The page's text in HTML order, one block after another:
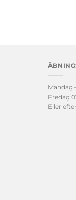
Mandag
Fredag
Eller